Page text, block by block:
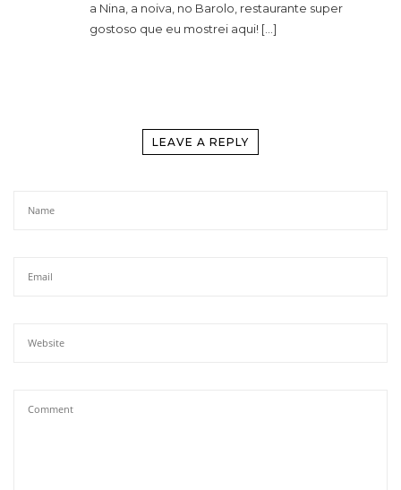
a Nina, a noiva, no Barolo, restaurante super
gostoso que eu mostrei aqui! […]
LEAVE A REPLY